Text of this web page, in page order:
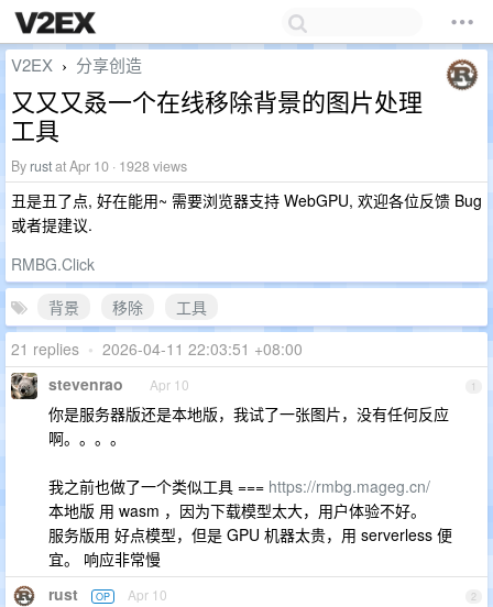
V2EX › 分享创造
又又又叒一个在线移除背景的图片处理
工具
By rustat Apr 10 · 1928 views
丑是丑了点, 好在能用~ 需要浏览器支持 WebGPU, 欢迎各位反馈 Bug
或者提建议.
RMBG.Click
背景
移除
工具
21 replies • 2026-04-11 22:03:51 +08:00
1
stevenrao Apr 10
你是服务器版还是本地版，我试了一张图片，没有任何反应
啊。。。。
我之前也做了一个类似工具 === https://rmbg.mageg.cn/
本地版 用 wasm ，因为下载模型太大，用户体验不好。
服务版用 好点模型，但是 GPU 机器太贵，用 serverless 便
宜。 响应非常慢
2
rust OP Apr 10